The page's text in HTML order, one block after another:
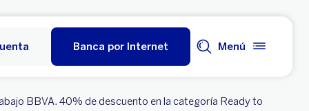
Banca por Internet Menú
BBVA. 40% de descuento en la categoría Ready to